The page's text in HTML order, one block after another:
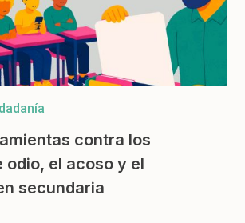
contra los
odio, el acoso y el
secundaria